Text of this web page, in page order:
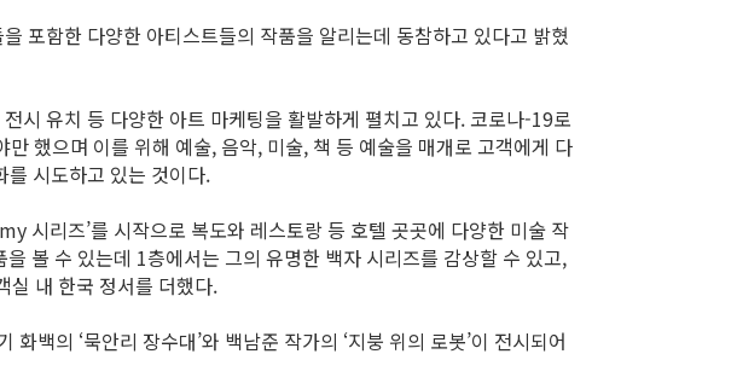
포함한 다양한 아티스트들의 작품을 알리는데 동참하고 있다고 밝혔
시 유치 등 다양한 아트 마케팅을 활발하게 펼치고 있다. 코로나-19로
했으며 이를 위해 예술, 음악, 미술, 책 등 예술을 매개로 고객에게 다
시도하고 있는 것이다.
시리즈’를 시작으로 복도와 레스토랑 등 호텔 곳곳에 다양한 미술 작
볼 수 있는데 1층에서는 그의 유명한 백자 시리즈를 감상할 수 있고,
실 내 한국 정서를 더했다.
백의 ‘묵안리 장수대’와 백남준 작가의 ‘지붕 위의 로봇’이 전시되어